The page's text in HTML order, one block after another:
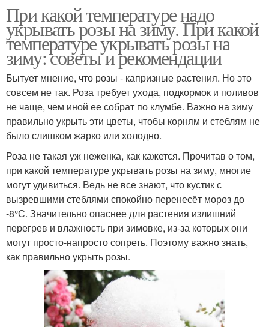
При какой температуре надо
укрывать розы на зиму. При какой
температуре укрывать розы на
зиму: советы и рекомендации
Бытует мнение, что розы - капризные растения. Но это
совсем не так. Роза требует ухода, подкормок и поливов
не чаще, чем иной ее собрат по клумбе. Важно на зиму
правильно укрыть эти цветы, чтобы корням и стеблям не
было слишком жарко или холодно.
Роза не такая уж неженка, как кажется. Прочитав о том,
при какой температуре укрывать розы на зиму, многие
могут удивиться. Ведь не все знают, что кустик с
вызревшими стеблями спокойно перенесёт мороз до
-8°С. Значительно опаснее для растения излишний
перегрев и влажность при зимовке, из-за которых они
могут просто-напросто сопреть. Поэтому важно знать,
как правильно укрыть розы.